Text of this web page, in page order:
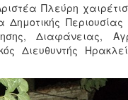
Πλεύρη
Διαφάνειας,
Διευθυντής